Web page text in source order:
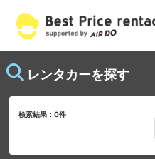
レンタカーを探す
検索結果：0件